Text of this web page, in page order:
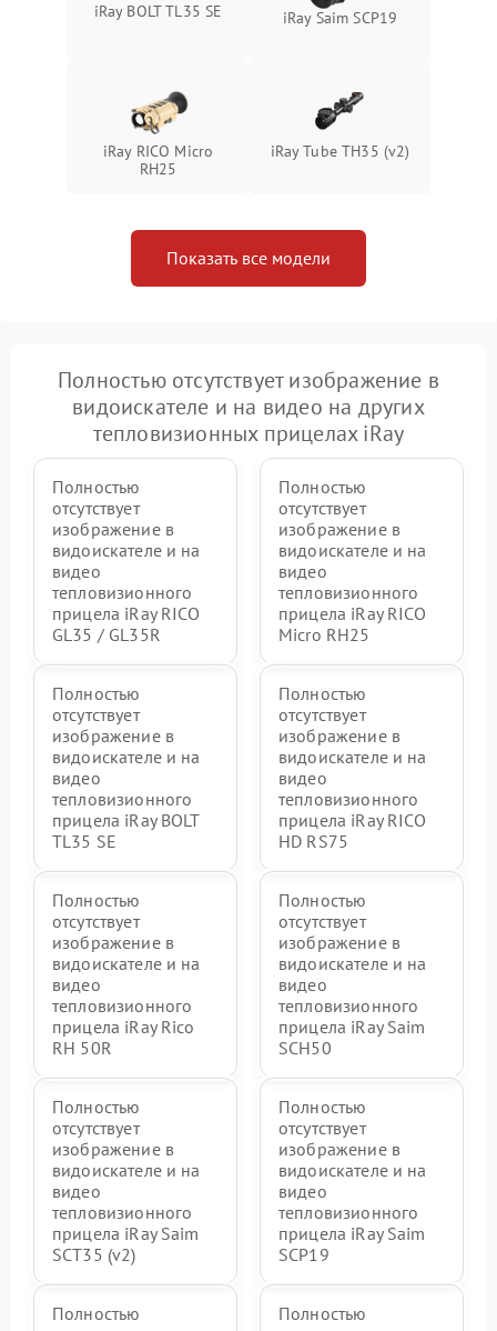
iRay BOLT TL35 SE iRay Saim SCP19
iRay RICO Micro
RH25
iRay Tube TH35 (v2)
Показать все модели
Полностью отсутствует изображение в
видоискателе и на видео на других
тепловизионных прицелах iRay
Полностью
отсутствует
изображение в
видоискателе и на
видео
тепловизионного
прицела iRay RICO
GL35 / GL35R
Полностью
отсутствует
изображение в
видоискателе и на
видео
тепловизионного
прицела iRay RICO
Micro RH25
Полностью
отсутствует
изображение в
видоискателе и на
видео
тепловизионного
прицела iRay BOLT
TL35 SE
Полностью
отсутствует
изображение в
видоискателе и на
видео
тепловизионного
прицела iRay RICO
HD RS75
Полностью
отсутствует
изображение в
видоискателе и на
видео
тепловизионного
прицела iRay Rico
RH 50R
Полностью
отсутствует
изображение в
видоискателе и на
видео
тепловизионного
прицела iRay Saim
SCH50
Полностью
отсутствует
изображение в
видоискателе и на
видео
тепловизионного
прицела iRay Saim
SCT35 (v2)
Полностью
отсутствует
изображение в
видоискателе и на
видео
тепловизионного
прицела iRay Saim
SCP19
Полностью
Полностью